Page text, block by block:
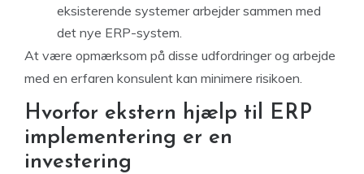
eksisterende systemer arbejder sammen med
det nye ERP-system.
At være opmærksom på disse udfordringer og arbejde
med en erfaren konsulent kan minimere risikoen.
Hvorfor ekstern hjælp til ERP
implementering er en
investering